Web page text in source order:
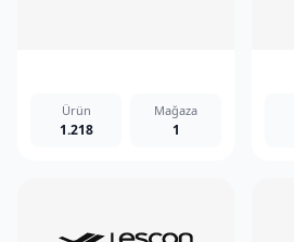
Ürün
1.218
Mağaza
1